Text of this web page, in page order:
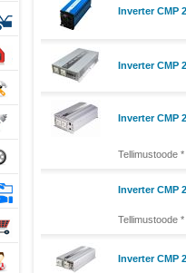
Inverter CMP
Inverter CMP
Inverter CMP
Tellimustoode *
Inverter CMP
Tellimustoode *
Inverter CMP